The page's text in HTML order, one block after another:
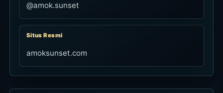
@amok.sunset
Situs Resmi
amoksunset.com